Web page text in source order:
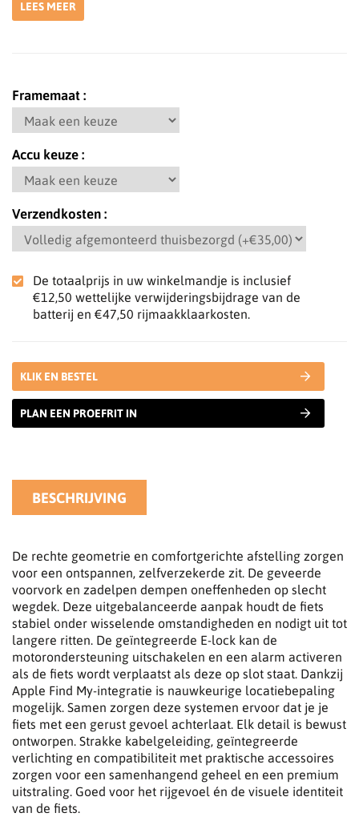
LEES MEER
Framemaat
Accu keuze
Verzendkosten
De totaalprijs in uw winkelmandje is inclusief
€12,50 wettelijke verwijderingsbijdrage van de
batterij en €47,50 rijmaakklaarkosten.
KLIK EN BESTEL
PLAN EEN PROEFRIT IN
BESCHRIJVING
De rechte geometrie en comfortgerichte afstelling zorgen
voor een ontspannen, zelfverzekerde zit. De geveerde
voorvork en zadelpen dempen oneffenheden op slecht
wegdek. Deze uitgebalanceerde aanpak houdt de fiets
stabiel onder wisselende omstandigheden en nodigt uit tot
langere ritten. De geïntegreerde E-lock kan de
motorondersteuning uitschakelen en een alarm activeren
als de fiets wordt verplaatst als deze op slot staat. Dankzij
Apple Find My-integratie is nauwkeurige locatiebepaling
mogelijk. Samen zorgen deze systemen ervoor dat je je
fiets met een gerust gevoel achterlaat. Elk detail is bewust
ontworpen. Strakke kabelgeleiding, geïntegreerde
verlichting en compatibiliteit met praktische accessoires
zorgen voor een samenhangend geheel en een premium
uitstraling. Goed voor het rijgevoel én de visuele identiteit
van de fiets.